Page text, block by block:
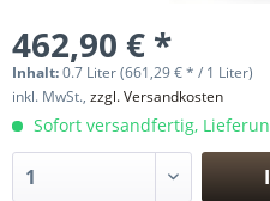
462,90 € *
Inhalt:0.7 Liter (661,29 € * / 1 Liter)
inkl. MwSt., zzgl. Versandkosten
Sofort versandfertig,